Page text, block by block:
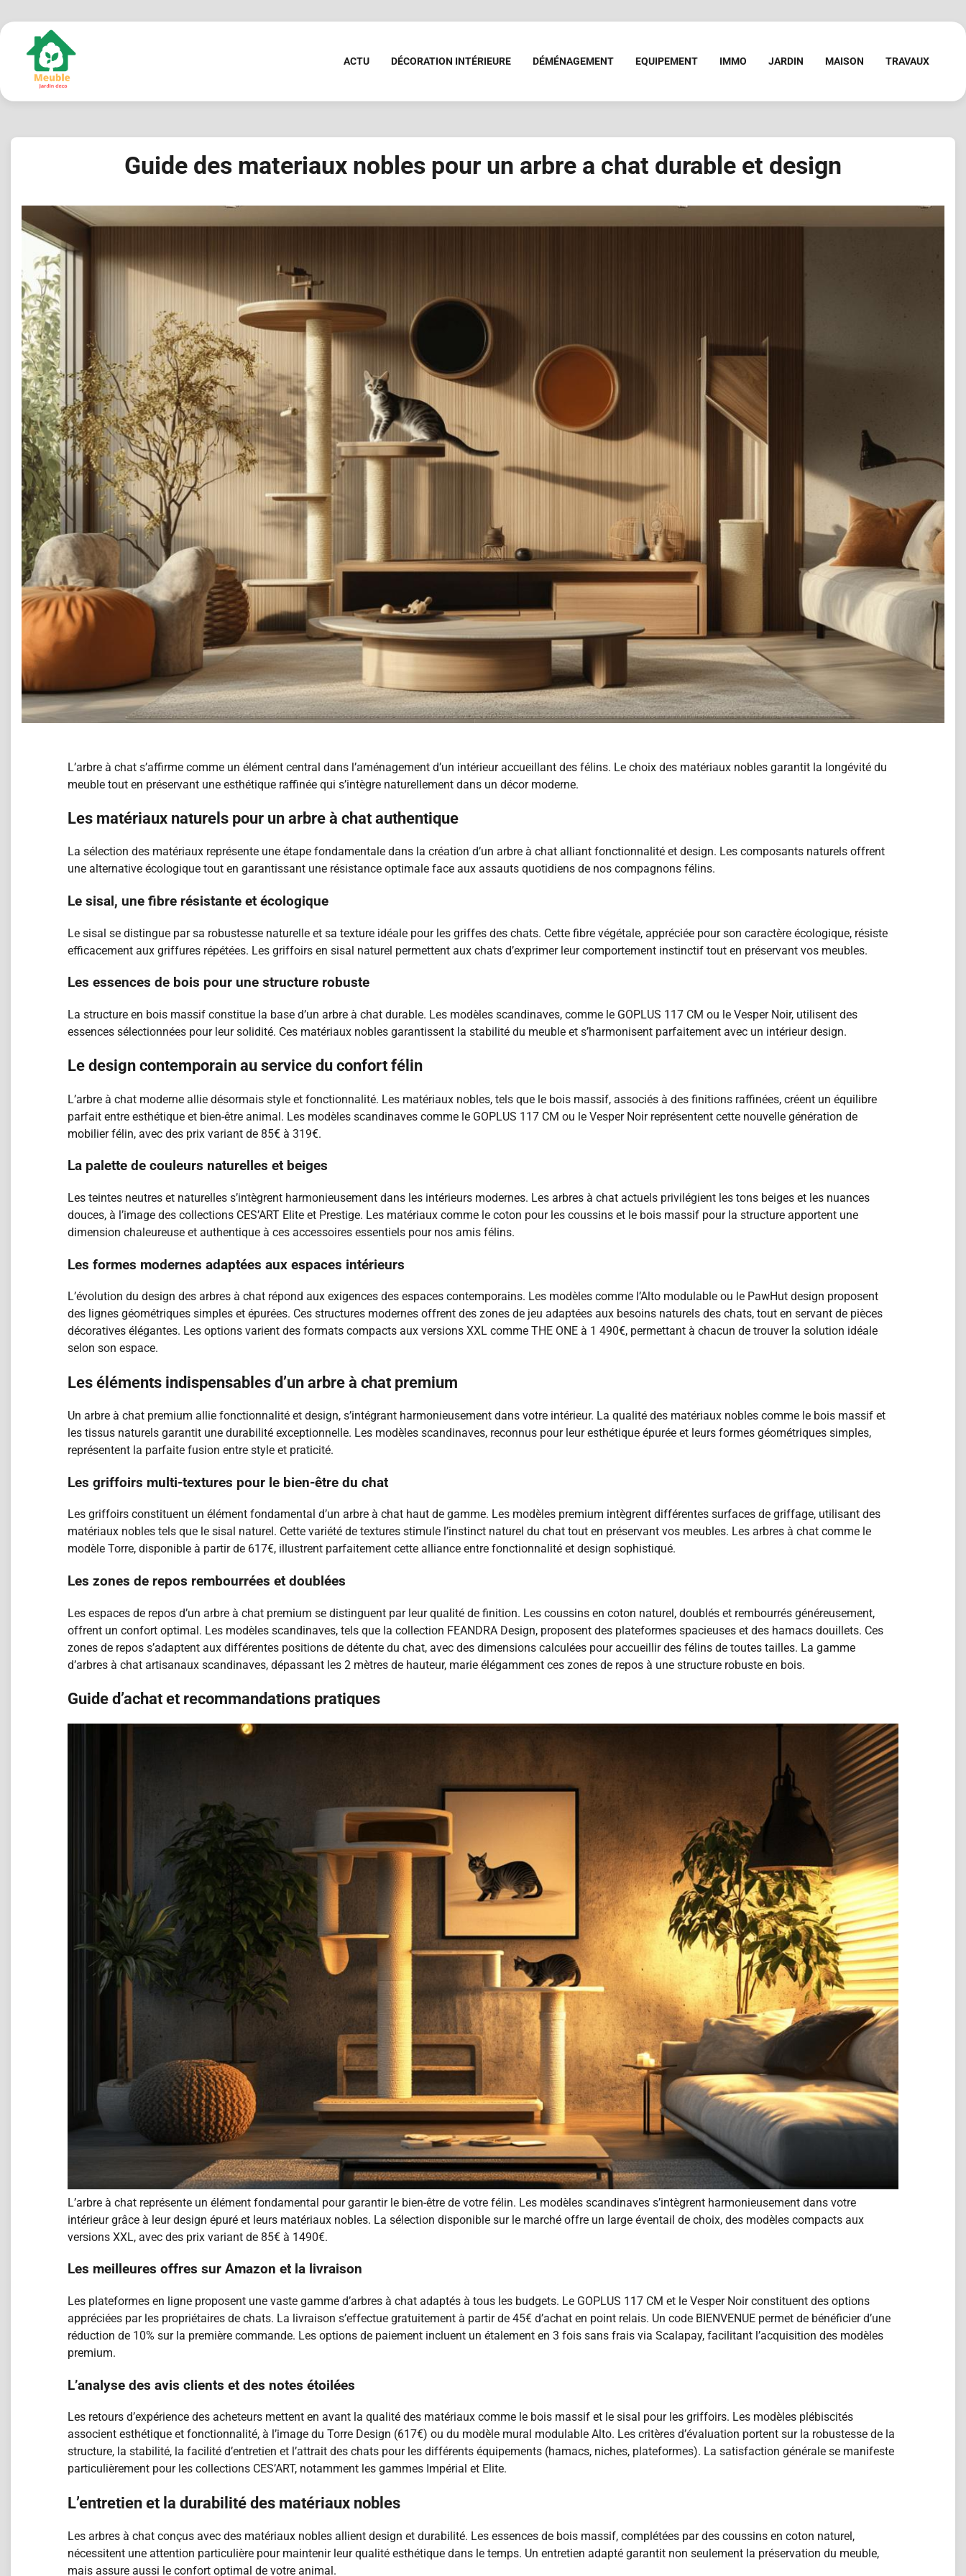
to
content
ACTU DÉCORATION INTÉRIEURE DÉMÉNAGEMENT EQUIPEMENT IMMO JARDIN MAISON TRAVAUX
Guide des materiaux nobles pour un arbre a chat durable et design
L’arbre à chat s’affirme comme un élément central dans l’aménagement d’un intérieur accueillant des félins. Le choix des matériaux nobles garantit la longévité du
meuble tout en préservant une esthétique raffinée qui s’intègre naturellement dans un décor moderne.
Les matériaux naturels pour un arbre à chat authentique
La sélection des matériaux représente une étape fondamentale dans la création d’un arbre à chat alliant fonctionnalité et design. Les composants naturels offrent
une alternative écologique tout en garantissant une résistance optimale face aux assauts quotidiens de nos compagnons félins.
Le sisal, une fibre résistante et écologique
Le sisal se distingue par sa robustesse naturelle et sa texture idéale pour les griffes des chats. Cette fibre végétale, appréciée pour son caractère écologique, résiste
efficacement aux griffures répétées. Les griffoirs en sisal naturel permettent aux chats d’exprimer leur comportement instinctif tout en préservant vos meubles.
Les essences de bois pour une structure robuste
La structure en bois massif constitue la base d’un arbre à chat durable. Les modèles scandinaves, comme le GOPLUS 117 CM ou le Vesper Noir, utilisent des
essences sélectionnées pour leur solidité. Ces matériaux nobles garantissent la stabilité du meuble et s’harmonisent parfaitement avec un intérieur design.
Le design contemporain au service du confort félin
L’arbre à chat moderne allie désormais style et fonctionnalité. Les matériaux nobles, tels que le bois massif, associés à des finitions raffinées, créent un équilibre
parfait entre esthétique et bien-être animal. Les modèles scandinaves comme le GOPLUS 117 CM ou le Vesper Noir représentent cette nouvelle génération de
mobilier félin, avec des prix variant de 85€ à 319€.
La palette de couleurs naturelles et beiges
Les teintes neutres et naturelles s’intègrent harmonieusement dans les intérieurs modernes. Les arbres à chat actuels privilégient les tons beiges et les nuances
douces, à l’image des collections CES’ART Elite et Prestige. Les matériaux comme le coton pour les coussins et le bois massif pour la structure apportent une
dimension chaleureuse et authentique à ces accessoires essentiels pour nos amis félins.
Les formes modernes adaptées aux espaces intérieurs
L’évolution du design des arbres à chat répond aux exigences des espaces contemporains. Les modèles comme l’Alto modulable ou le PawHut design proposent
des lignes géométriques simples et épurées. Ces structures modernes offrent des zones de jeu adaptées aux besoins naturels des chats, tout en servant de pièces
décoratives élégantes. Les options varient des formats compacts aux versions XXL comme THE ONE à 1 490€, permettant à chacun de trouver la solution idéale
selon son espace.
Les éléments indispensables d’un arbre à chat premium
Un arbre à chat premium allie fonctionnalité et design, s’intégrant harmonieusement dans votre intérieur. La qualité des matériaux nobles comme le bois massif et
les tissus naturels garantit une durabilité exceptionnelle. Les modèles scandinaves, reconnus pour leur esthétique épurée et leurs formes géométriques simples,
représentent la parfaite fusion entre style et praticité.
Les griffoirs multi-textures pour le bien-être du chat
Les griffoirs constituent un élément fondamental d’un arbre à chat haut de gamme. Les modèles premium intègrent différentes surfaces de griffage, utilisant des
matériaux nobles tels que le sisal naturel. Cette variété de textures stimule l’instinct naturel du chat tout en préservant vos meubles. Les arbres à chat comme le
modèle Torre, disponible à partir de 617€, illustrent parfaitement cette alliance entre fonctionnalité et design sophistiqué.
Les zones de repos rembourrées et doublées
Les espaces de repos d’un arbre à chat premium se distinguent par leur qualité de finition. Les coussins en coton naturel, doublés et rembourrés généreusement,
offrent un confort optimal. Les modèles scandinaves, tels que la collection FEANDRA Design, proposent des plateformes spacieuses et des hamacs douillets. Ces
zones de repos s’adaptent aux différentes positions de détente du chat, avec des dimensions calculées pour accueillir des félins de toutes tailles. La gamme
d’arbres à chat artisanaux scandinaves, dépassant les 2 mètres de hauteur, marie élégamment ces zones de repos à une structure robuste en bois.
Guide d’achat et recommandations pratiques
L’arbre à chat représente un élément fondamental pour garantir le bien-être de votre félin. Les modèles scandinaves s’intègrent harmonieusement dans votre
intérieur grâce à leur design épuré et leurs matériaux nobles. La sélection disponible sur le marché offre un large éventail de choix, des modèles compacts aux
versions XXL, avec des prix variant de 85€ à 1490€.
Les meilleures offres sur Amazon et la livraison
Les plateformes en ligne proposent une vaste gamme d’arbres à chat adaptés à tous les budgets. Le GOPLUS 117 CM et le Vesper Noir constituent des options
appréciées par les propriétaires de chats. La livraison s’effectue gratuitement à partir de 45€ d’achat en point relais. Un code BIENVENUE permet de bénéficier d’une
réduction de 10% sur la première commande. Les options de paiement incluent un étalement en 3 fois sans frais via Scalapay, facilitant l’acquisition des modèles
premium.
L’analyse des avis clients et des notes étoilées
Les retours d’expérience des acheteurs mettent en avant la qualité des matériaux comme le bois massif et le sisal pour les griffoirs. Les modèles plébiscités
associent esthétique et fonctionnalité, à l’image du Torre Design (617€) ou du modèle mural modulable Alto. Les critères d’évaluation portent sur la robustesse de la
structure, la stabilité, la facilité d’entretien et l’attrait des chats pour les différents équipements (hamacs, niches, plateformes). La satisfaction générale se manifeste
particulièrement pour les collections CES’ART, notamment les gammes Impérial et Elite.
L’entretien et la durabilité des matériaux nobles
Les arbres à chat conçus avec des matériaux nobles allient design et durabilité. Les essences de bois massif, complétées par des coussins en coton naturel,
nécessitent une attention particulière pour maintenir leur qualité esthétique dans le temps. Un entretien adapté garantit non seulement la préservation du meuble,
mais assure aussi le confort optimal de votre animal.